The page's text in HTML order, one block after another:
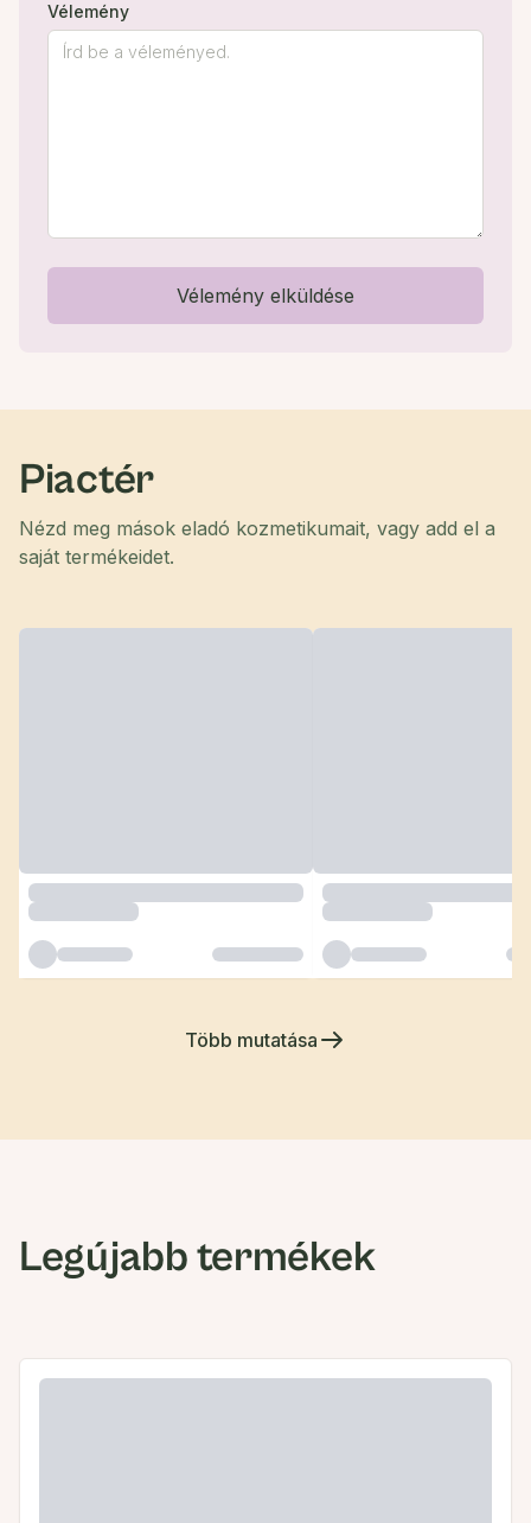
Vélemény
Vélemény elküldése
Piactér
Nézd meg mások eladó kozmetikumait, vagy add el a
saját termékeidet.
Több mutatása
Legújabb termékek